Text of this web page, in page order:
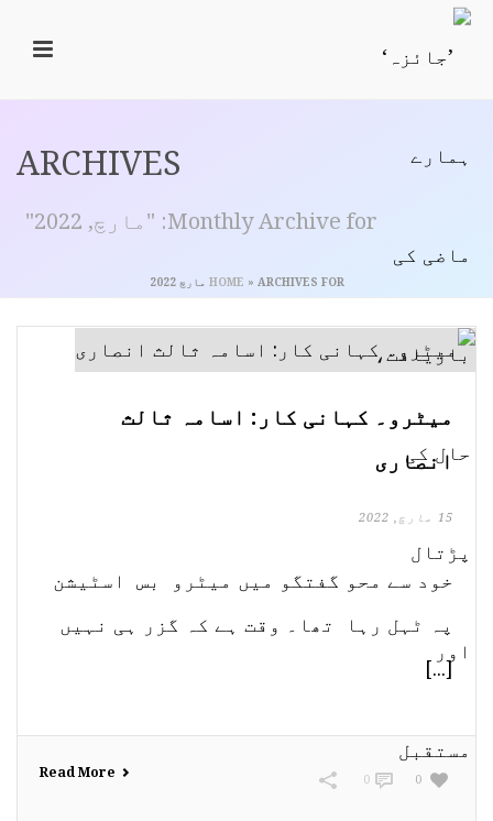
ARCHIVES
Monthly Archive for: "مارچ, 2022"
HOME » ARCHIVES FOR مارچ 2022
میٹرو۔ کہانی کار: اسامہ ثالث
انصاری
15 مارچ, 2022
خود سے محو گفتگو میں میٹرو بس اسٹیشن
پہ ٹہل رہا تھا۔ وقت ہے کہ گزر ہی نہیں
[...]
Read More 0
0